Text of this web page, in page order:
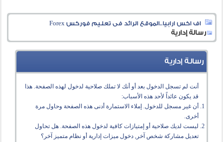
اف اكس ارابيا..الموقع الرائد فى تعليم فوركس Forex
رسالة إدارية
رسالة إدارية
أنت لم تسجل الدخول بعد أو أنك لا تملك صلاحية لدخول لهذه الصفحة. هذا
قد يكون عائداً لأحد هذه الأسباب:
أن غير مسجل للدخول. إملاء الاستمارة أدنى هذه الصفحة وحاول مرة
أخرى.
ليست لديك صلاحية أو إمتيازات كافية لدخول هذه الصفحة. هل تحاول
تعديل مشاركة شخص آخر, دخول ميزات إدارية أو نظام متميز آخر؟